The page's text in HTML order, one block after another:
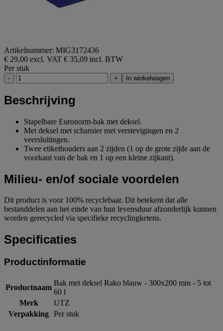
Artikelnummer: MIG3172436
€ 29,00 excl. VAT € 35,09 incl. BTW
Per stuk
- + In winkelwagen
Beschrijving
Stapelbare Euronorm-bak met deksel.
Met deksel met scharnier met verstevigingen en 2
veersluitingen.
Twee etikethouders aan 2 zijden (1 op de grote zijde aan de
voorkant van de bak en 1 op een kleine zijkant).
Milieu- en/of sociale voordelen
Dit product is voor 100% recyclebaar. Dit betekent dat alle
bestanddelen aan het einde van hun levensduur afzonderlijk kunnen
worden gerecycled via specifieke recyclingketens.
Specificaties
Productinformatie
Productnaam
Bak met deksel Rako blauw - 300x200 mm - 5 tot
60 l
Merk
UTZ
Verpakking Per stuk